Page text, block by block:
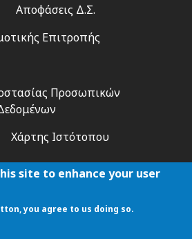
Αποφάσεις Δ.Σ.
Επιτροπής
Προσωπικών
Χάρτης Ιστότοπου
site to enhance your user
you agree to us doing so.